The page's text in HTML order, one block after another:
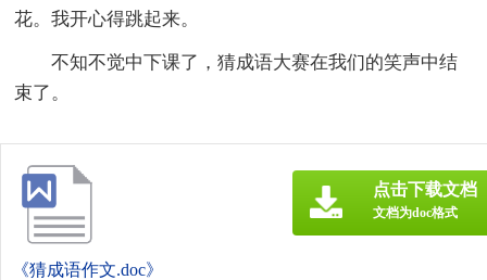
花。我开心得跳起来。
不知不觉中下课了，猜成语大赛在我们的笑声中结
束了。
《猜成语作文.doc》
点击下载文档
文档为doc格式